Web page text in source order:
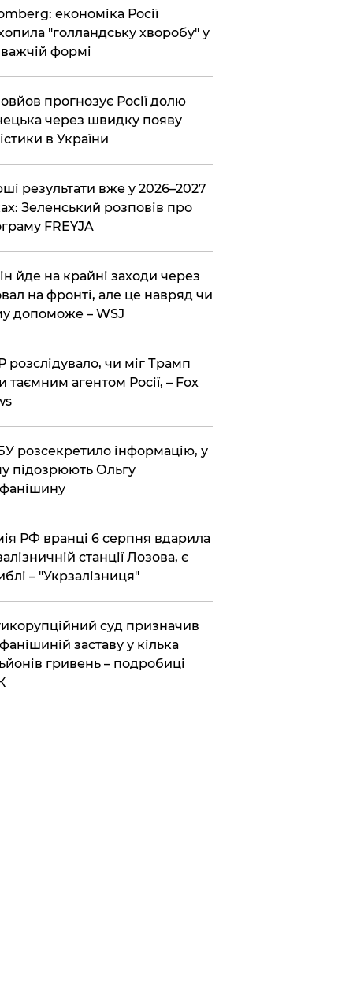
економіка Росії
"голландську хворобу" у
формі
прогнозує Росії долю
через швидку появу
в України
результати вже у 2026–2027
Зеленський розповів про
FREYJA
йде на крайні заходи через
на фронті, але це навряд чи
допоможе – WSJ
розслідувало, чи міг Трамп
таємним агентом Росії, – Fox
розсекретило інформацію, у
підозрюють Ольгу
РФ вранці 6 серпня вдарила
станції Лозова, є
– "Укрзалізниця"
суд призначив
заставу у кілька
гривень – подробиці